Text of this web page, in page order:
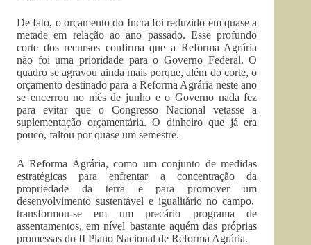
De fato, o orçamento do Incra foi reduzido em quase a
metade em relação ao ano passado. Esse profundo
corte dos recursos confirma que a Reforma Agrária
não foi uma prioridade para o Governo Federal. O
quadro se agravou ainda mais porque, além do corte, o
orçamento destinado para a Reforma Agrária neste ano
se encerrou no mês de junho e o Governo nada fez
para evitar que o Congresso Nacional vetasse a
suplementação orçamentária. O dinheiro que já era
pouco, faltou por quase um semestre.
A Reforma Agrária, como um conjunto de medidas
estratégicas para enfrentar a concentração da
propriedade da terra e para promover um
desenvolvimento sustentável e igualitário no campo,
transformou-se em um precário programa de
assentamentos, em nível bastante aquém das próprias
promessas do II Plano Nacional de Reforma Agrária.